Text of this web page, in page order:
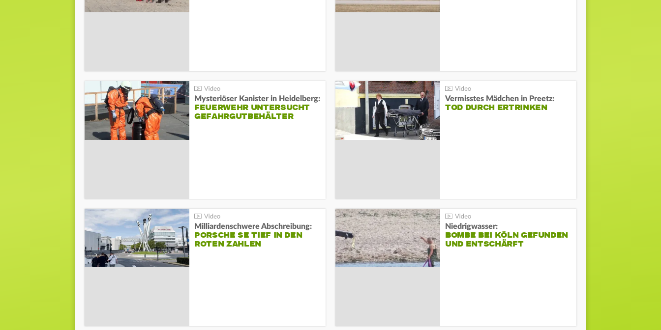
Mysteriöser Kanister in Heidelberg:
FEUERWEHR UNTERSUCHT
GEFAHRGUTBEHÄLTER
Vermisstes Mädchen in Preetz:
TOD DURCH ERTRINKEN
Milliardenschwere Abschreibung:
PORSCHE SE TIEF IN DEN
ROTEN ZAHLEN
Niedrigwasser:
BOMBE BEI KÖLN GEFUNDEN
UND ENTSCHÄRFT